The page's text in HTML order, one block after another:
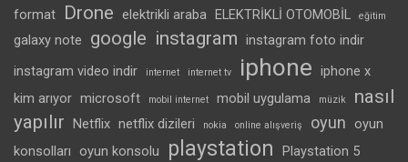
format
Drone elektrikli araba ELEKTRİKLİ OTOMOBİL eğitim
galaxy note google instagram instagram foto indir
instagram video indir
internet internet tv iphone iphone x
kim arıyor microsoft mobil internet mobil uygulama müzik
nasıl
yapılır Netflix netflix dizileri nokia online alışveriş oyun
oyun
konsolları
oyun konsolu playstation
Playstation 5